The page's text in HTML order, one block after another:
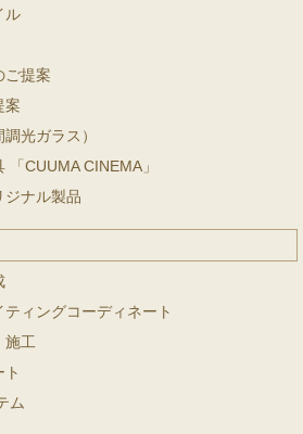
ル
ご提案
案
光ガラス）
CUUMA CINEMA」
ジナル製品
ィングコーディネート
施工
ム